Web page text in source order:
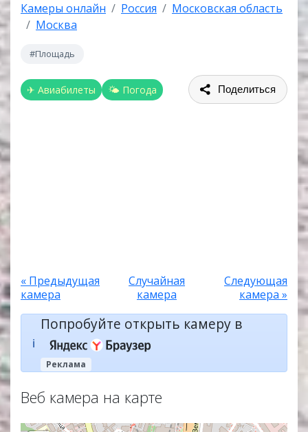
Камеры онлайн Россия
Московская область
Москва
#Площадь
✈ Авиабилеты 🌤 Погода Поделиться
« Предыдущая
камера
Случайная
камера
Следующая
камера »
ℹ️
Попробуйте открыть камеру в
Реклама
Веб камера на карте